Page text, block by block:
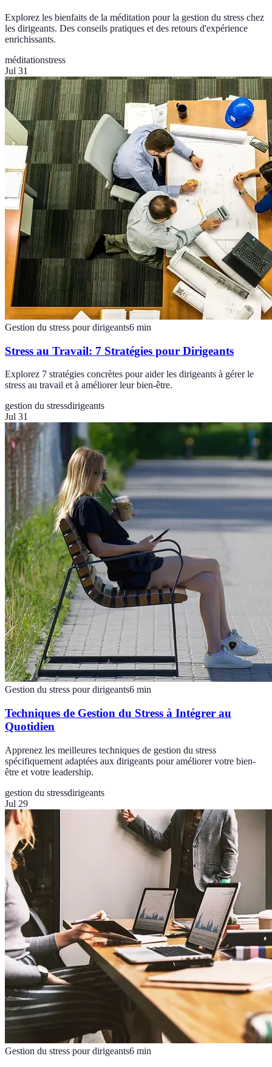
Explorez les bienfaits de la méditation pour la gestion du stress chez
les dirigeants. Des conseils pratiques et des retours d'expérience
enrichissants.
méditationstress
Jul 31
Gestion du stress pour dirigeants6 min
Stress au Travail: 7 Stratégies pour Dirigeants
Explorez 7 stratégies concrètes pour aider les dirigeants à gérer le
stress au travail et à améliorer leur bien-être.
gestion du stressdirigeants
Jul 31
Gestion du stress pour dirigeants6 min
Techniques de Gestion du Stress à Intégrer au
Quotidien
Apprenez les meilleures techniques de gestion du stress
spécifiquement adaptées aux dirigeants pour améliorer votre bien-
être et votre leadership.
gestion du stressdirigeants
Jul 29
Gestion du stress pour dirigeants6 min